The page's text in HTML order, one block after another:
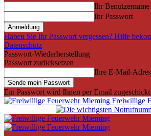
Ihr Benutzername
Ihr Passwort
Haben Sie Ihr Passwort vergessen? Hilfe
Datenschutz
Passwort-Wiederherstellung
Passwort zurücksetzen
Ihre E-Mail-
Ein Passwort wird Ihnen per Email zugeschickt.
Freiwillige